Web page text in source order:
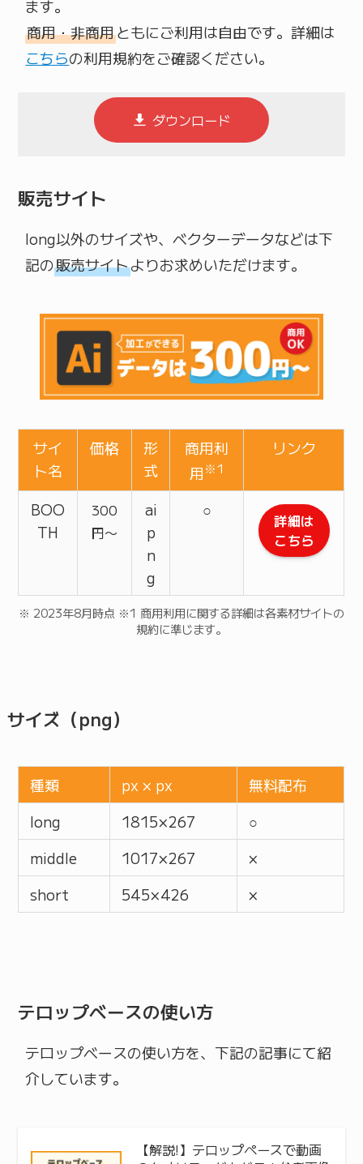
商用・非商用ともにご利用は自由です。詳細は
こちらの利用規約をご確認ください。
ダウンロード
販売サイト
long以外のサイズや、ベクターデータなどは下
記の販売サイトよりお求めいただけます。
サイ
ト名
価格
形
式
商用利
用※1
リンク
BOO
TH
300
円〜
ai
p
n
g
○
詳細は
こちら
※ 2023年8月時点 ※1 商用利用に関する詳細は各素材サイトの
規約に準じます。
サイズ（png）
種類 px × px
無料配布
long
1815 × 267
○
middle
1017 × 267
×
short
545 × 426 ×
テロップベースの使い方
テロップベースの使い方を、下記の記事にて紹
介しています。
【解説!】テロップペースで動画